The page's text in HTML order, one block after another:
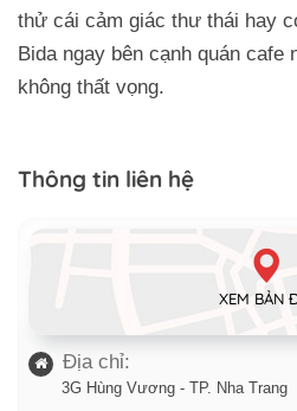
thử cái cảm giác thư thái hay
Bida ngay bên cạnh quán cafe
không thất vọng.
Thông tin liên hệ
XEM BẢN
Địa chỉ:
3G Hùng Vương - TP. Nha Trang